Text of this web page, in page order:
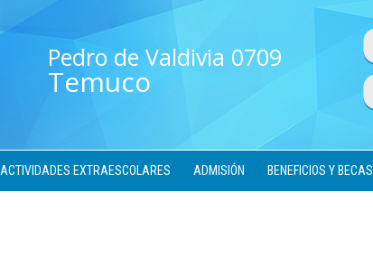
Pedro de Valdivia 0709
Temuco
ACTIVIDADES EXTRAESCOLARES ADMISIÓN BENEFICIOS Y BECAS